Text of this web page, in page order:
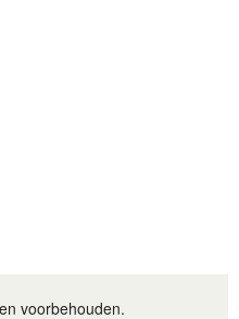
voorbehouden.